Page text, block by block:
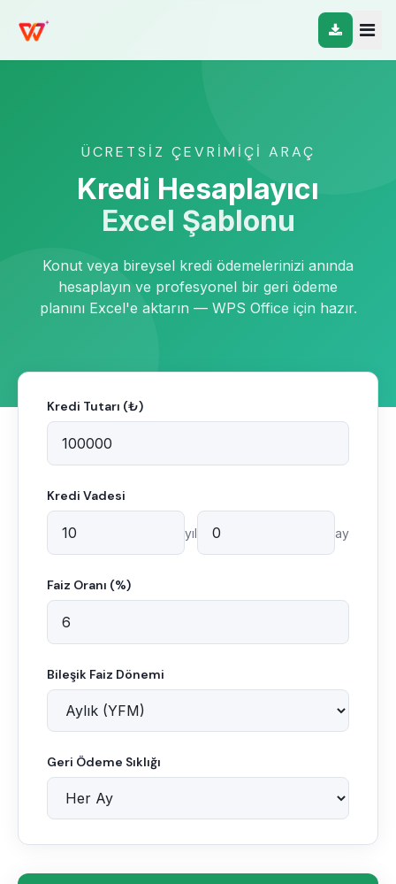
ÜCRETSIZ ÇEVRIMIÇI ARAÇ
Kredi Hesaplayıcı
Excel Şablonu
Konut veya bireysel kredi ödemelerinizi anında
hesaplayın ve profesyonel bir geri ödeme
planını Excel'e aktarın — WPS Office için hazır.
Kredi Tutarı (₺)
Kredi Vadesi
yıl ay
Faiz Oranı (%)
Bileşik Faiz Dönemi
Geri Ödeme Sıklığı